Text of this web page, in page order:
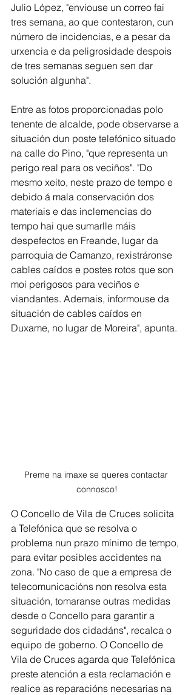
Julio López, "enviouse un correo fai
tres semana, ao que contestaron, cun
número de incidencias, e a pesar da
urxencia e da peligrosidade despois
de tres semanas seguen sen dar
solución algunha".
Entre as fotos proporcionadas polo
tenente de alcalde, pode observarse a
situación dun poste telefónico situado
na calle do Pino, "que representa un
perigo real para os veciños". "Do
mesmo xeito, neste prazo de tempo e
debido á mala conservación dos
materiais e das inclemencias do
tempo hai que sumarlle máis
despefectos en Freande, lugar da
parroquia de Camanzo, rexistráronse
cables caídos e postes rotos que son
moi perigosos para veciños e
viandantes. Ademais, informouse da
situación de cables caídos en
Duxame, no lugar de Moreira", apunta.
Preme na imaxe se queres contactar
connosco!
O Concello de Vila de Cruces solicita
a Telefónica que se resolva o
problema nun prazo mínimo de tempo,
para evitar posibles accidentes na
zona. "No caso de que a empresa de
telecomunicacións non resolva esta
situación, tomaranse outras medidas
desde o Concello para garantir a
seguridade dos cidadáns", recalca o
equipo de goberno. O Concello de
Vila de Cruces agarda que Telefónica
preste atención a esta reclamación e
realice as reparacións necesarias na